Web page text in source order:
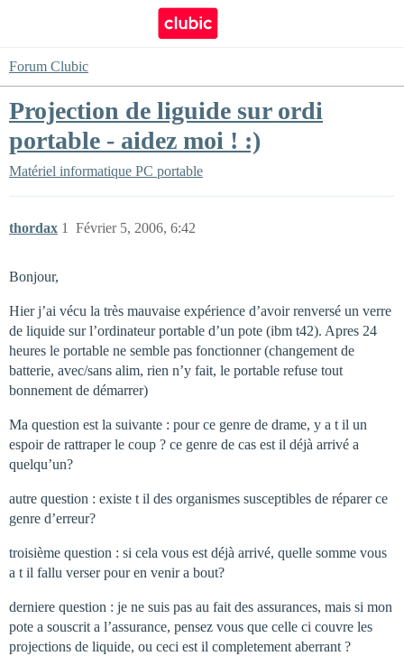
Forum Clubic
Projection de liguide sur ordi
portable - aidez moi ! :)
Matériel informatique PC portable
thordax Février 5, 2006, 6:42
1
Bonjour,
Hier j’ai vécu la très mauvaise expérience d’avoir renversé un verre
de liquide sur l’ordinateur portable d’un pote (ibm t42). Apres 24
heures le portable ne semble pas fonctionner (changement de
batterie, avec/sans alim, rien n’y fait, le portable refuse tout
bonnement de démarrer)
Ma question est la suivante : pour ce genre de drame, y a t il un
espoir de rattraper le coup ? ce genre de cas est il déjà arrivé a
quelqu’un?
autre question : existe t il des organismes susceptibles de réparer ce
genre d’erreur?
troisième question : si cela vous est déjà arrivé, quelle somme vous
a t il fallu verser pour en venir a bout?
derniere question : je ne suis pas au fait des assurances, mais si mon
pote a souscrit a l’assurance, pensez vous que celle ci couvre les
projections de liquide, ou ceci est il completement aberrant ?